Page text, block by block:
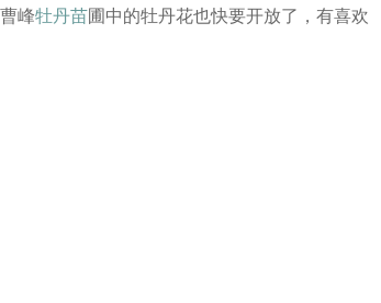
峰牡丹苗圃中的牡丹花也快要开放了，有喜欢